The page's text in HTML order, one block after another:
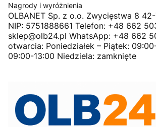
Nagrody i wyróżnienia
OLBANET Sp. z o.o. Zwycięstwa 8
NIP: 5751888661 Telefon: +48 662
sklep@olb24.pl WhatsApp: +48 662
otwarcia: Poniedziałek – Piątek:
09:00-13:00 Niedziela: zamknięte